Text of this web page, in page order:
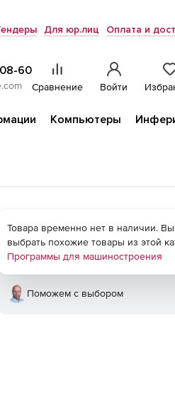
Для юр.лиц Оплата и
60
Сравнение Войти
Компьютеры
Товара временно нет в наличии.
выбрать похожие товары из этой
Программы для машиностроения
Поможем с выбором